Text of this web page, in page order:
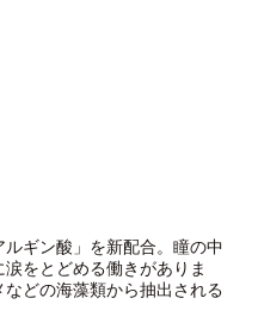
ギン酸」を新配合。瞳の中
をとどめる働きがありま
どの海藻類から抽出される